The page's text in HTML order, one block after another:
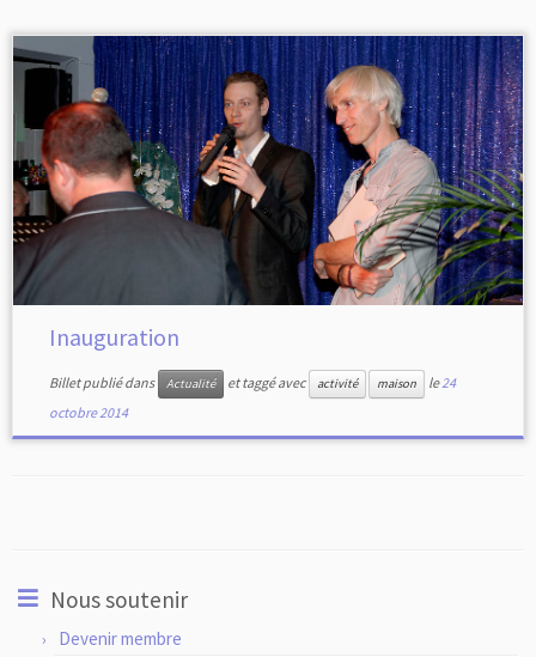
Inauguration
Billet publié dans Actualité et taggé avec activité maison le24
octobre 2014
Nous soutenir
Devenir membre